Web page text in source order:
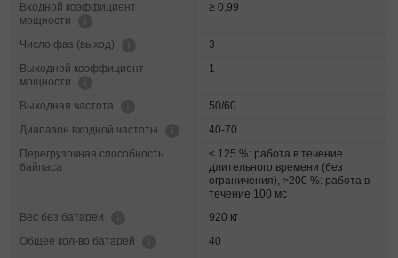
Входной коэффициент
мощности
≥ 0,99
Число фаз (выход)
3
Выходной коэффициент
мощности
1
Выходная частота
50/60
Диапазон входной частоты
40-70
Перегрузочная способность
байпаса
≤ 125 %: работа в течение
длительного времени (без
ограничения), >200 %: работа в
течение 100 мс
Вес без батареи
920 кг
Общее кол-во батарей
40